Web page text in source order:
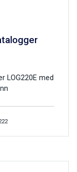
LOG220E med